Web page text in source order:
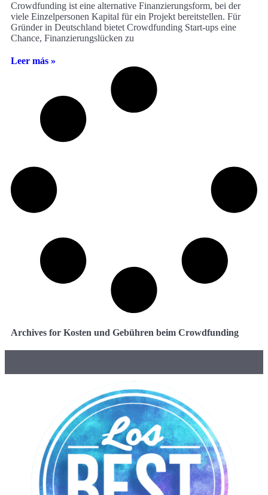
Crowdfunding ist eine alternative Finanzierungsform, bei der
viele Einzelpersonen Kapital für ein Projekt bereitstellen. Für
Gründer in Deutschland bietet Crowdfunding Start-ups eine
Chance, Finanzierungslücken zu
Leer más »
Archives for Kosten und Gebühren beim Crowdfunding